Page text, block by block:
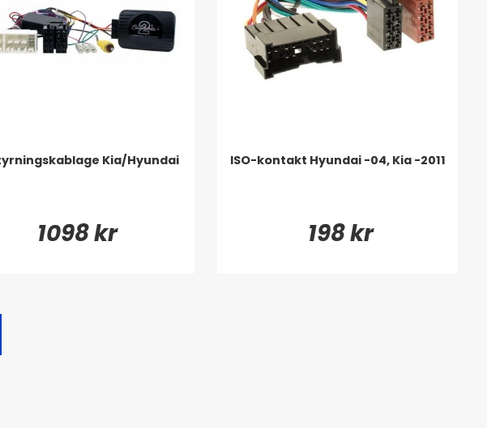
Kia/Hyundai
1098 kr
ISO-kontakt Hyundai -04, Kia -2011
198 kr